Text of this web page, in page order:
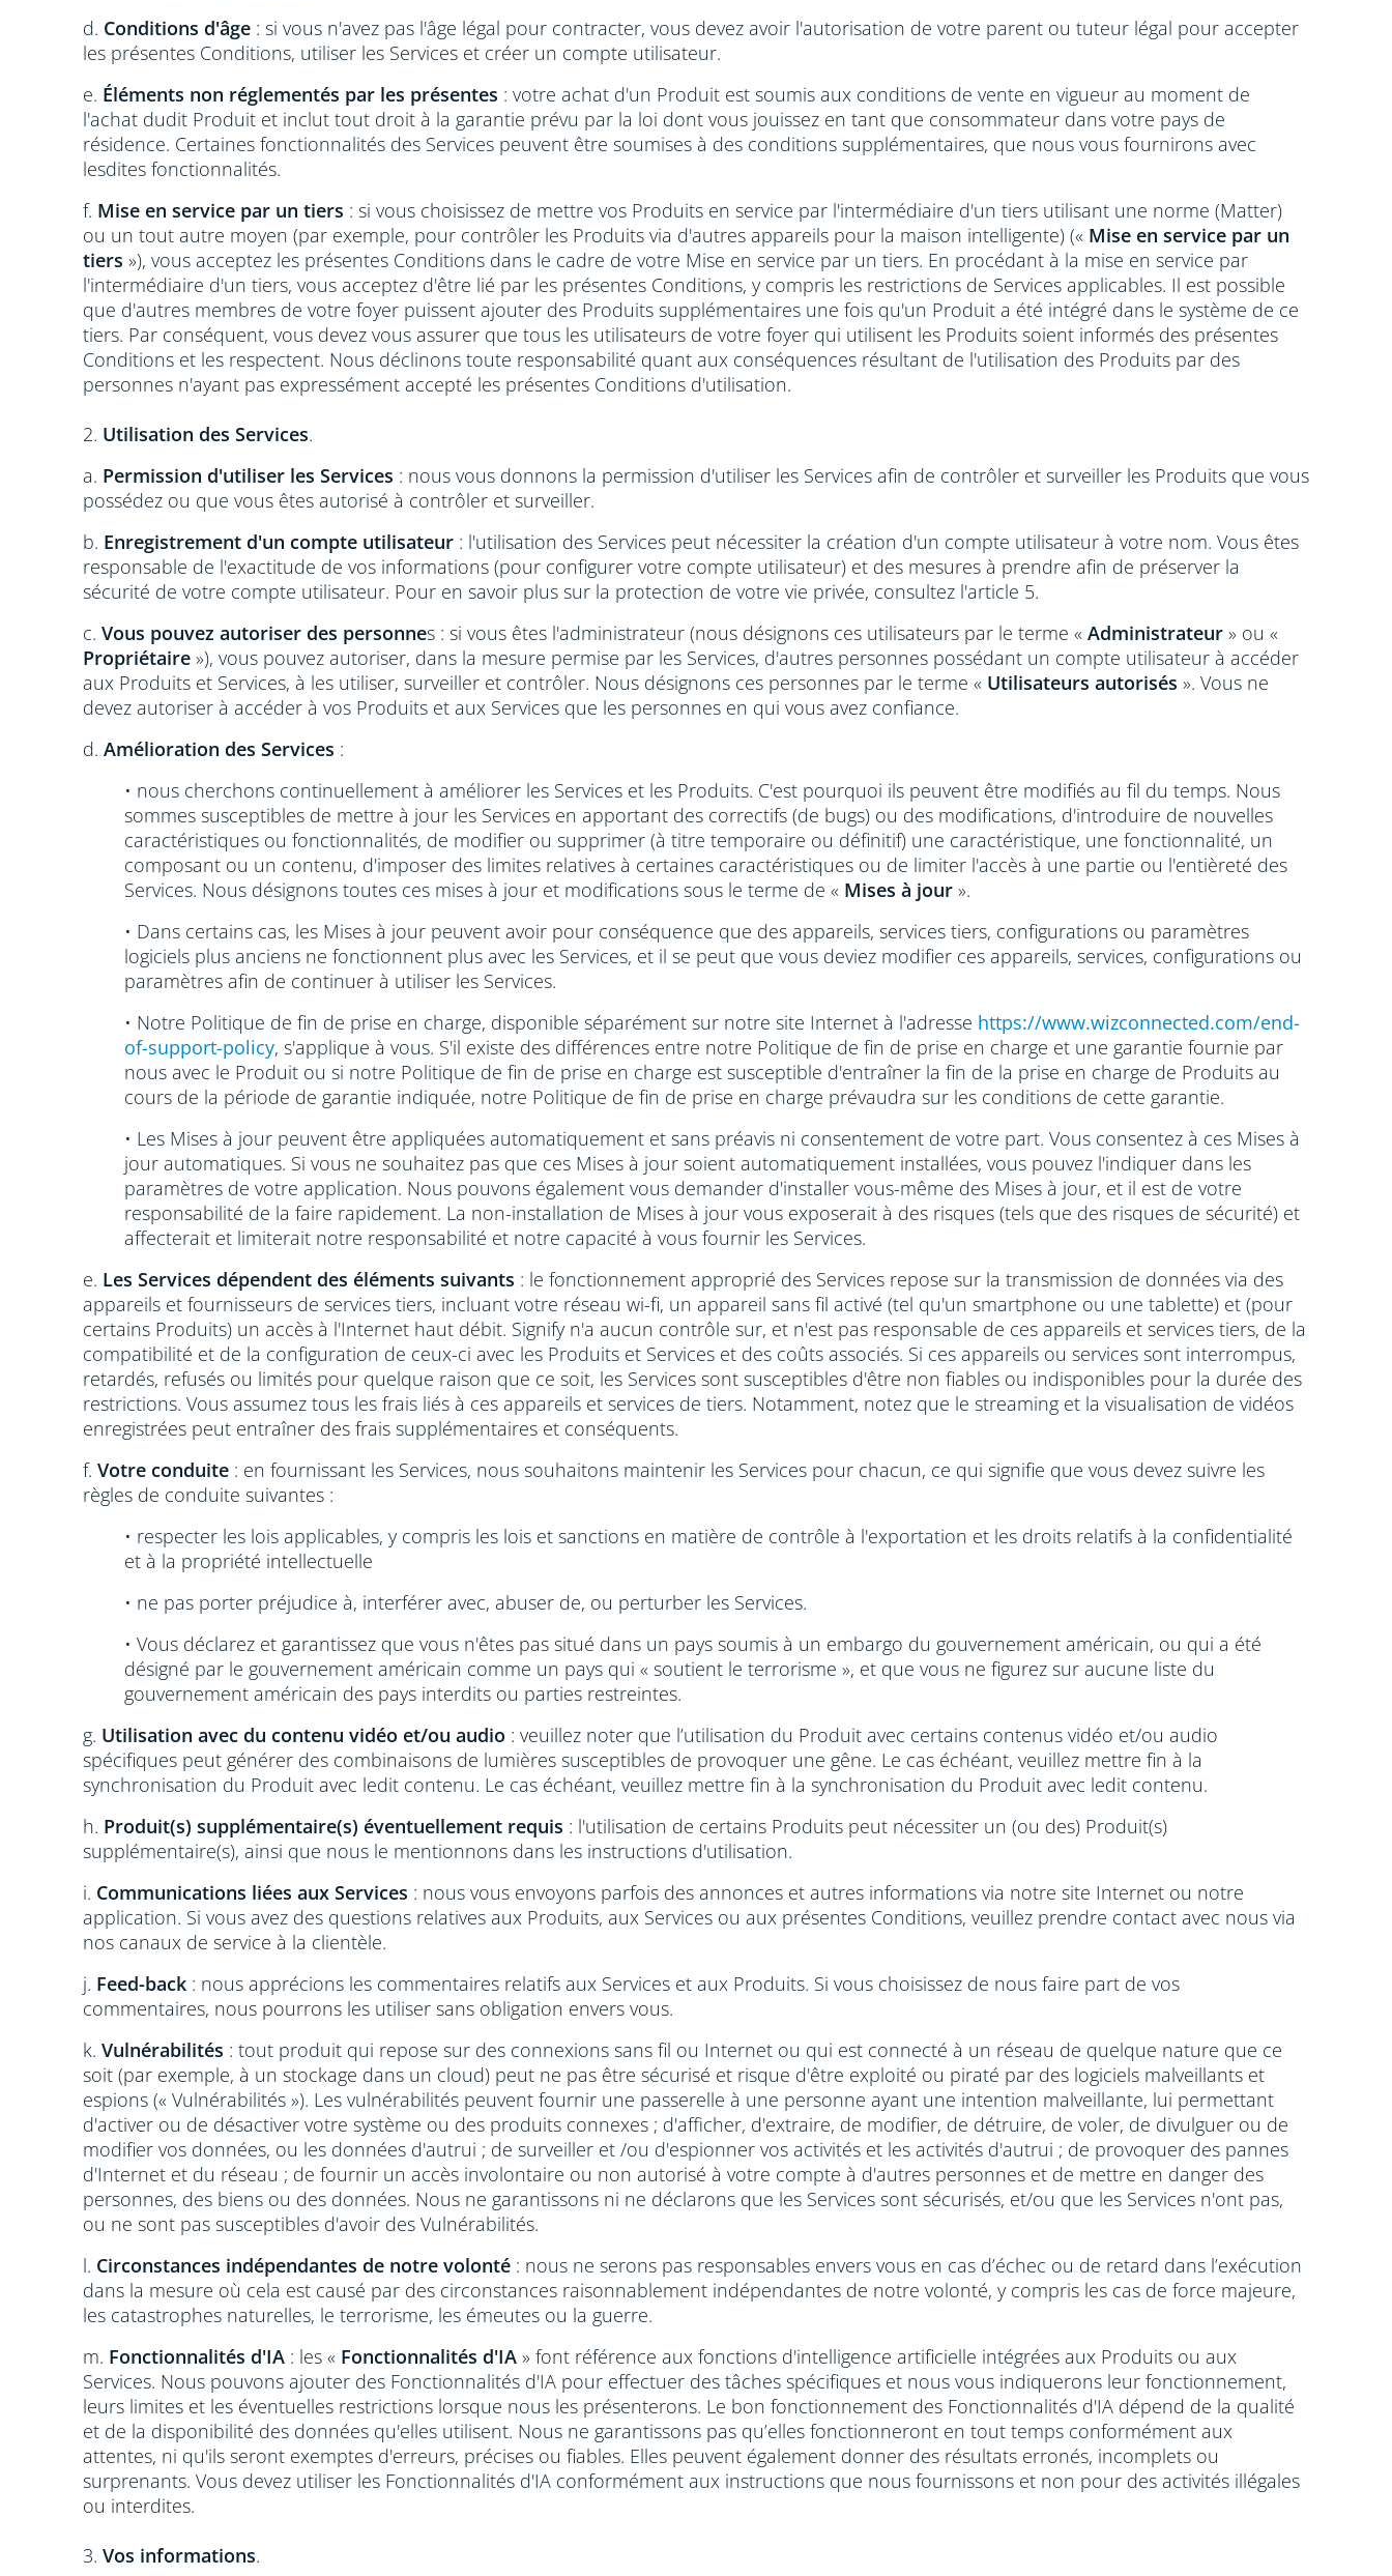
d. Conditions d'âge : si vous n'avez pas l'âge légal pour contracter, vous devez avoir l'autorisation de votre parent ou tuteur légal pour accepter
les présentes Conditions, utiliser les Services et créer un compte utilisateur.
e. Éléments non réglementés par les présentes : votre achat d'un Produit est soumis aux conditions de vente en vigueur au moment de
l'achat dudit Produit et inclut tout droit à la garantie prévu par la loi dont vous jouissez en tant que consommateur dans votre pays de
résidence. Certaines fonctionnalités des Services peuvent être soumises à des conditions supplémentaires, que nous vous fournirons avec
lesdites fonctionnalités.
f. Mise en service par un tiers : si vous choisissez de mettre vos Produits en service par l'intermédiaire d'un tiers utilisant une norme (Matter)
ou un tout autre moyen (par exemple, pour contrôler les Produits via d'autres appareils pour la maison intelligente) (« Mise en service par un
tiers »), vous acceptez les présentes Conditions dans le cadre de votre Mise en service par un tiers. En procédant à la mise en service par
l'intermédiaire d'un tiers, vous acceptez d'être lié par les présentes Conditions, y compris les restrictions de Services applicables. Il est possible
que d'autres membres de votre foyer puissent ajouter des Produits supplémentaires une fois qu'un Produit a été intégré dans le système de ce
tiers. Par conséquent, vous devez vous assurer que tous les utilisateurs de votre foyer qui utilisent les Produits soient informés des présentes
Conditions et les respectent. Nous déclinons toute responsabilité quant aux conséquences résultant de l'utilisation des Produits par des
personnes n'ayant pas expressément accepté les présentes Conditions d'utilisation.
2. Utilisation des Services.
a. Permission d'utiliser les Services : nous vous donnons la permission d'utiliser les Services afin de contrôler et surveiller les Produits que vous
possédez ou que vous êtes autorisé à contrôler et surveiller.
b. Enregistrement d'un compte utilisateur : l'utilisation des Services peut nécessiter la création d'un compte utilisateur à votre nom. Vous êtes
responsable de l'exactitude de vos informations (pour configurer votre compte utilisateur) et des mesures à prendre afin de préserver la
sécurité de votre compte utilisateur. Pour en savoir plus sur la protection de votre vie privée, consultez l'article 5.
c. Vous pouvez autoriser des personnes : si vous êtes l'administrateur (nous désignons ces utilisateurs par le terme « Administrateur » ou «
Propriétaire »), vous pouvez autoriser, dans la mesure permise par les Services, d'autres personnes possédant un compte utilisateur à accéder
aux Produits et Services, à les utiliser, surveiller et contrôler. Nous désignons ces personnes par le terme « Utilisateurs autorisés ». Vous ne
devez autoriser à accéder à vos Produits et aux Services que les personnes en qui vous avez confiance.
d. Amélioration des Services :
• nous cherchons continuellement à améliorer les Services et les Produits. C'est pourquoi ils peuvent être modifiés au fil du temps. Nous
sommes susceptibles de mettre à jour les Services en apportant des correctifs (de bugs) ou des modifications, d'introduire de nouvelles
caractéristiques ou fonctionnalités, de modifier ou supprimer (à titre temporaire ou définitif) une caractéristique, une fonctionnalité, un
composant ou un contenu, d'imposer des limites relatives à certaines caractéristiques ou de limiter l'accès à une partie ou l'entièreté des
Services. Nous désignons toutes ces mises à jour et modifications sous le terme de « Mises à jour ».
• Dans certains cas, les Mises à jour peuvent avoir pour conséquence que des appareils, services tiers, configurations ou paramètres
logiciels plus anciens ne fonctionnent plus avec les Services, et il se peut que vous deviez modifier ces appareils, services, configurations ou
paramètres afin de continuer à utiliser les Services.
• Notre Politique de fin de prise en charge, disponible séparément sur notre site Internet à l'adresse https://www.wizconnected.com/end-
of-support-policy, s'applique à vous. S'il existe des différences entre notre Politique de fin de prise en charge et une garantie fournie par
nous avec le Produit ou si notre Politique de fin de prise en charge est susceptible d'entraîner la fin de la prise en charge de Produits au
cours de la période de garantie indiquée, notre Politique de fin de prise en charge prévaudra sur les conditions de cette garantie.
• Les Mises à jour peuvent être appliquées automatiquement et sans préavis ni consentement de votre part. Vous consentez à ces Mises à
jour automatiques. Si vous ne souhaitez pas que ces Mises à jour soient automatiquement installées, vous pouvez l'indiquer dans les
paramètres de votre application. Nous pouvons également vous demander d'installer vous-même des Mises à jour, et il est de votre
responsabilité de la faire rapidement. La non-installation de Mises à jour vous exposerait à des risques (tels que des risques de sécurité) et
affecterait et limiterait notre responsabilité et notre capacité à vous fournir les Services.
e. Les Services dépendent des éléments suivants : le fonctionnement approprié des Services repose sur la transmission de données via des
appareils et fournisseurs de services tiers, incluant votre réseau wi-fi, un appareil sans fil activé (tel qu'un smartphone ou une tablette) et (pour
certains Produits) un accès à l'Internet haut débit. Signify n'a aucun contrôle sur, et n'est pas responsable de ces appareils et services tiers, de la
compatibilité et de la configuration de ceux-ci avec les Produits et Services et des coûts associés. Si ces appareils ou services sont interrompus,
retardés, refusés ou limités pour quelque raison que ce soit, les Services sont susceptibles d'être non fiables ou indisponibles pour la durée des
restrictions. Vous assumez tous les frais liés à ces appareils et services de tiers. Notamment, notez que le streaming et la visualisation de vidéos
enregistrées peut entraîner des frais supplémentaires et conséquents.
f. Votre conduite : en fournissant les Services, nous souhaitons maintenir les Services pour chacun, ce qui signifie que vous devez suivre les
règles de conduite suivantes :
• respecter les lois applicables, y compris les lois et sanctions en matière de contrôle à l'exportation et les droits relatifs à la confidentialité
et à la propriété intellectuelle
• ne pas porter préjudice à, interférer avec, abuser de, ou perturber les Services.
• Vous déclarez et garantissez que vous n'êtes pas situé dans un pays soumis à un embargo du gouvernement américain, ou qui a été
désigné par le gouvernement américain comme un pays qui « soutient le terrorisme », et que vous ne figurez sur aucune liste du
gouvernement américain des pays interdits ou parties restreintes.
g. Utilisation avec du contenu vidéo et/ou audio : veuillez noter que l’utilisation du Produit avec certains contenus vidéo et/ou audio
spécifiques peut générer des combinaisons de lumières susceptibles de provoquer une gêne. Le cas échéant, veuillez mettre fin à la
synchronisation du Produit avec ledit contenu. Le cas échéant, veuillez mettre fin à la synchronisation du Produit avec ledit contenu.
h. Produit(s) supplémentaire(s) éventuellement requis : l'utilisation de certains Produits peut nécessiter un (ou des) Produit(s)
supplémentaire(s), ainsi que nous le mentionnons dans les instructions d'utilisation.
i. Communications liées aux Services : nous vous envoyons parfois des annonces et autres informations via notre site Internet ou notre
application. Si vous avez des questions relatives aux Produits, aux Services ou aux présentes Conditions, veuillez prendre contact avec nous via
nos canaux de service à la clientèle.
j. Feed-back : nous apprécions les commentaires relatifs aux Services et aux Produits. Si vous choisissez de nous faire part de vos
commentaires, nous pourrons les utiliser sans obligation envers vous.
k. Vulnérabilités : tout produit qui repose sur des connexions sans fil ou Internet ou qui est connecté à un réseau de quelque nature que ce
soit (par exemple, à un stockage dans un cloud) peut ne pas être sécurisé et risque d'être exploité ou piraté par des logiciels malveillants et
espions (« Vulnérabilités »). Les vulnérabilités peuvent fournir une passerelle à une personne ayant une intention malveillante, lui permettant
d'activer ou de désactiver votre système ou des produits connexes ; d'afficher, d'extraire, de modifier, de détruire, de voler, de divulguer ou de
modifier vos données, ou les données d'autrui ; de surveiller et /ou d'espionner vos activités et les activités d'autrui ; de provoquer des pannes
d'Internet et du réseau ; de fournir un accès involontaire ou non autorisé à votre compte à d'autres personnes et de mettre en danger des
personnes, des biens ou des données. Nous ne garantissons ni ne déclarons que les Services sont sécurisés, et/ou que les Services n'ont pas,
ou ne sont pas susceptibles d'avoir des Vulnérabilités.
l. Circonstances indépendantes de notre volonté : nous ne serons pas responsables envers vous en cas d’échec ou de retard dans l’exécution
dans la mesure où cela est causé par des circonstances raisonnablement indépendantes de notre volonté, y compris les cas de force majeure,
les catastrophes naturelles, le terrorisme, les émeutes ou la guerre.
m. Fonctionnalités d'IA : les « Fonctionnalités d'IA » font référence aux fonctions d'intelligence artificielle intégrées aux Produits ou aux
Services. Nous pouvons ajouter des Fonctionnalités d'IA pour effectuer des tâches spécifiques et nous vous indiquerons leur fonctionnement,
leurs limites et les éventuelles restrictions lorsque nous les présenterons. Le bon fonctionnement des Fonctionnalités d'IA dépend de la qualité
et de la disponibilité des données qu'elles utilisent. Nous ne garantissons pas qu’elles fonctionneront en tout temps conformément aux
attentes, ni qu'ils seront exemptes d'erreurs, précises ou fiables. Elles peuvent également donner des résultats erronés, incomplets ou
surprenants. Vous devez utiliser les Fonctionnalités d'IA conformément aux instructions que nous fournissons et non pour des activités illégales
ou interdites.
3. Vos informations.